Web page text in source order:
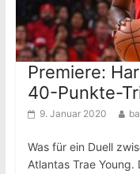
Premiere:
40-Punkte-
9. Januar 2020
Was für ein Duell
Atlantas Trae